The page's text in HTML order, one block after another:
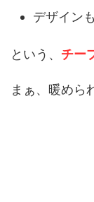
デザイン
という、 チー
まぁ、暖めら